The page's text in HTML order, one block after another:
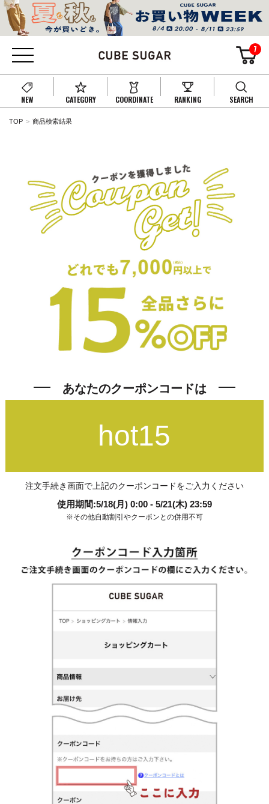
7
NEW CATEGORY COORDINATE RANKING SEARCH
TOP 商品検索結果
あなたのクーポンコードは
hot15
注文手続き画面で上記のクーポンコードをご入力ください
使用期間:5/18(月) 0:00 - 5/21(木) 23:59
※その他自動割引やクーポンとの併用不可